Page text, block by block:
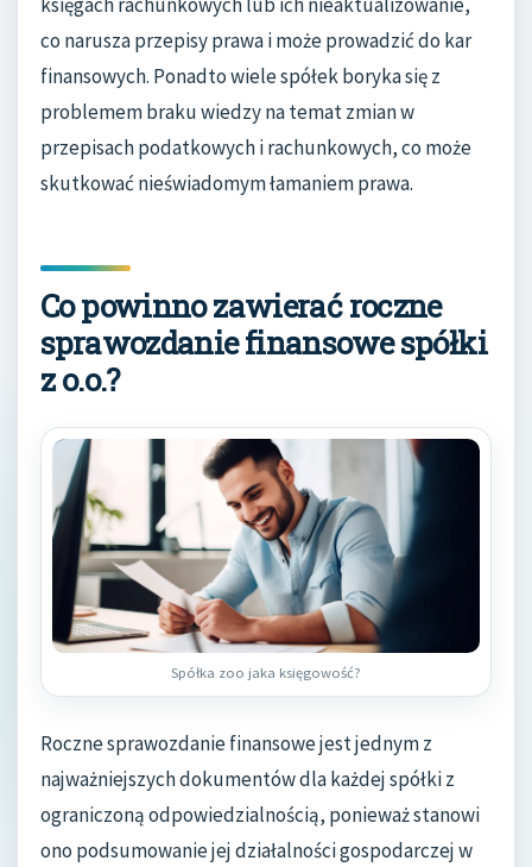
co narusza przepisy prawa i może prowadzić do kar
finansowych. Ponadto wiele spółek boryka się z
problemem braku wiedzy na temat zmian w
przepisach podatkowych i rachunkowych, co może
skutkować nieświadomym łamaniem prawa.
Co powinno zawierać roczne
sprawozdanie finansowe spółki
z o.o.?
Spółka zoo jaka księgowość?
Roczne sprawozdanie finansowe jest jednym z
najważniejszych dokumentów dla każdej spółki z
ograniczoną odpowiedzialnością, ponieważ stanowi
ono podsumowanie jej działalności gospodarczej w